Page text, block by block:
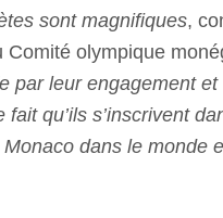
sont magnifiques,
Comité olympique
par leur engagement
qu’ils s’inscrivent
dans le monde